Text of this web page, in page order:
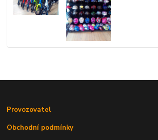
Provozovatel
Obchodní podmínky